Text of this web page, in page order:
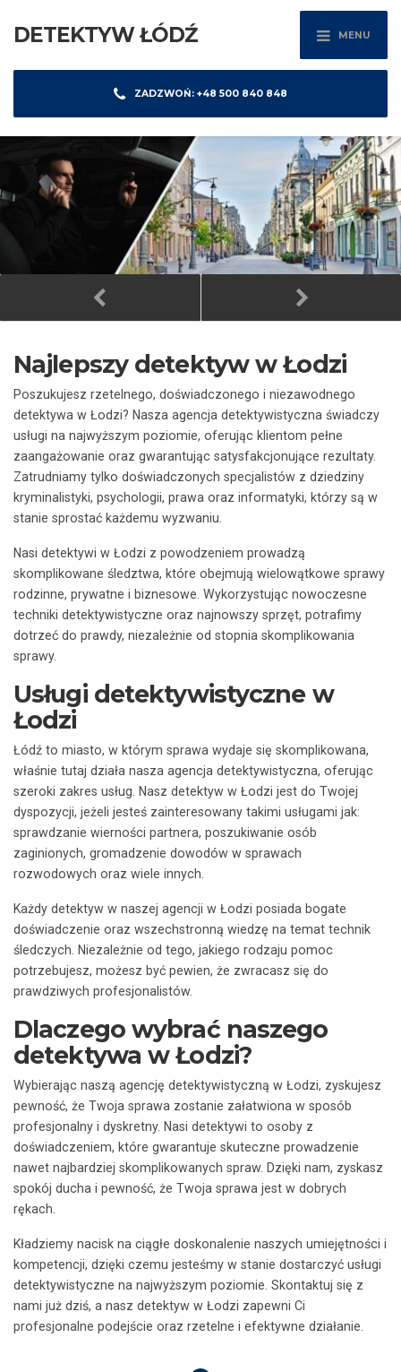
DETEKTYW ŁÓDŹ MENU
ZADZWOŃ: +48 500 840 848
Najlepszy detektyw w Łodzi
Poszukujesz rzetelnego, doświadczonego i niezawodnego
detektywa w Łodzi? Nasza agencja detektywistyczna świadczy
usługi na najwyższym poziomie, oferując klientom pełne
zaangażowanie oraz gwarantując satysfakcjonujące rezultaty.
Zatrudniamy tylko doświadczonych specjalistów z dziedziny
kryminalistyki, psychologii, prawa oraz informatyki, którzy są w
stanie sprostać każdemu wyzwaniu.
Nasi detektywi w Łodzi z powodzeniem prowadzą
skomplikowane śledztwa, które obejmują wielowątkowe sprawy
rodzinne, prywatne i biznesowe. Wykorzystując nowoczesne
techniki detektywistyczne oraz najnowszy sprzęt, potrafimy
dotrzeć do prawdy, niezależnie od stopnia skomplikowania
sprawy.
Usługi detektywistyczne w
Łodzi
Łódź to miasto, w którym sprawa wydaje się skomplikowana,
właśnie tutaj działa nasza agencja detektywistyczna, oferując
szeroki zakres usług. Nasz detektyw w Łodzi jest do Twojej
dyspozycji, jeżeli jesteś zainteresowany takimi usługami jak:
sprawdzanie wierności partnera, poszukiwanie osób
zaginionych, gromadzenie dowodów w sprawach
rozwodowych oraz wiele innych.
Każdy detektyw w naszej agencji w Łodzi posiada bogate
doświadczenie oraz wszechstronną wiedzę na temat technik
śledczych. Niezależnie od tego, jakiego rodzaju pomoc
potrzebujesz, możesz być pewien, że zwracasz się do
prawdziwych profesjonalistów.
Dlaczego wybrać naszego
detektywa w Łodzi?
Wybierając naszą agencję detektywistyczną w Łodzi, zyskujesz
pewność, że Twoja sprawa zostanie załatwiona w sposób
profesjonalny i dyskretny. Nasi detektywi to osoby z
doświadczeniem, które gwarantuje skuteczne prowadzenie
nawet najbardziej skomplikowanych spraw. Dzięki nam, zyskasz
spokój ducha i pewność, że Twoja sprawa jest w dobrych
rękach.
Kładziemy nacisk na ciągłe doskonalenie naszych umiejętności i
kompetencji, dzięki czemu jesteśmy w stanie dostarczyć usługi
detektywistyczne na najwyższym poziomie. Skontaktuj się z
nami już dziś, a nasz detektyw w Łodzi zapewni Ci
profesjonalne podejście oraz rzetelne i efektywne działanie.